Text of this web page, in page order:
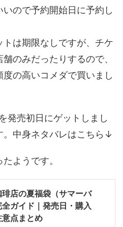
ので予約開始日に予約し
は期限なしですが、チケ
のみだったりするので、
の高いコメダで買いまし
発売初日にゲットしまし
。中身ネタバレはこちら↓
ようです。
琲店の夏福袋（サマーバ
全ガイド｜発売日・購入
点まとめ